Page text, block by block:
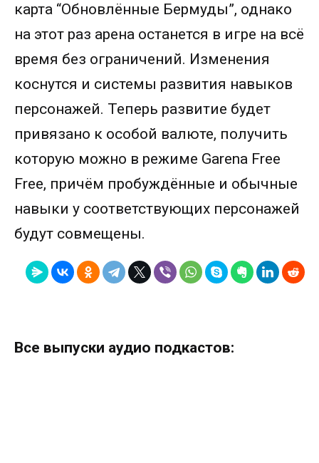
карта “Обновлённые Бермуды”, однако
на этот раз арена останется в игре на всё
время без ограничений. Изменения
коснутся и системы развития навыков
персонажей. Теперь развитие будет
привязано к особой валюте, получить
которую можно в режиме Garena Free
Free, причём пробуждённые и обычные
навыки у соответствующих персонажей
будут совмещены.
Все выпуски аудио подкастов: